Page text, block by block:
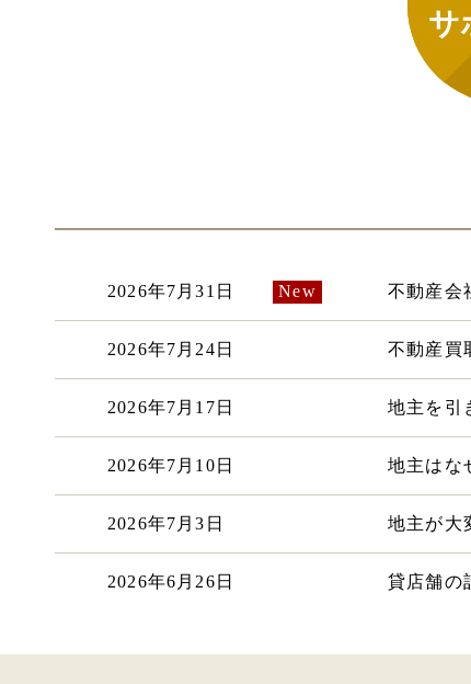
サ
2026年7月31日 不動産会
2026年7月24日 不動産買
2026年7月17日 地主を引
2026年7月10日 地主はな
2026年7月3日 地主が大
2026年6月26日 貸店舗の